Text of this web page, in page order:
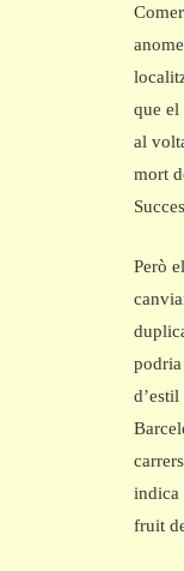
que el
al
mort
Però
podria
indica
fruit